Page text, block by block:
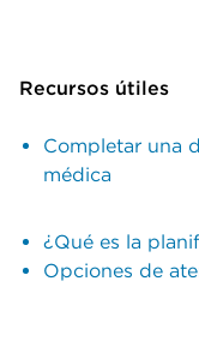
Recursos útiles
Completar una
médica
¿Qué es la
Opciones de